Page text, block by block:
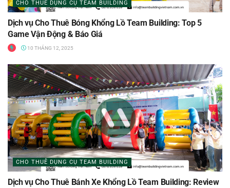
CHO THUÊ DỤNG CỤ TEAM BUILDING
Dịch vụ Cho Thuê Bóng Khổng Lồ Team Building: Top 5
Game Vận Động & Báo Giá
10 THÁNG 12, 2025
CHO THUÊ DỤNG CỤ TEAM BUILDING
Dịch vụ Cho Thuê Bánh Xe Khổng Lồ Team Building: Review